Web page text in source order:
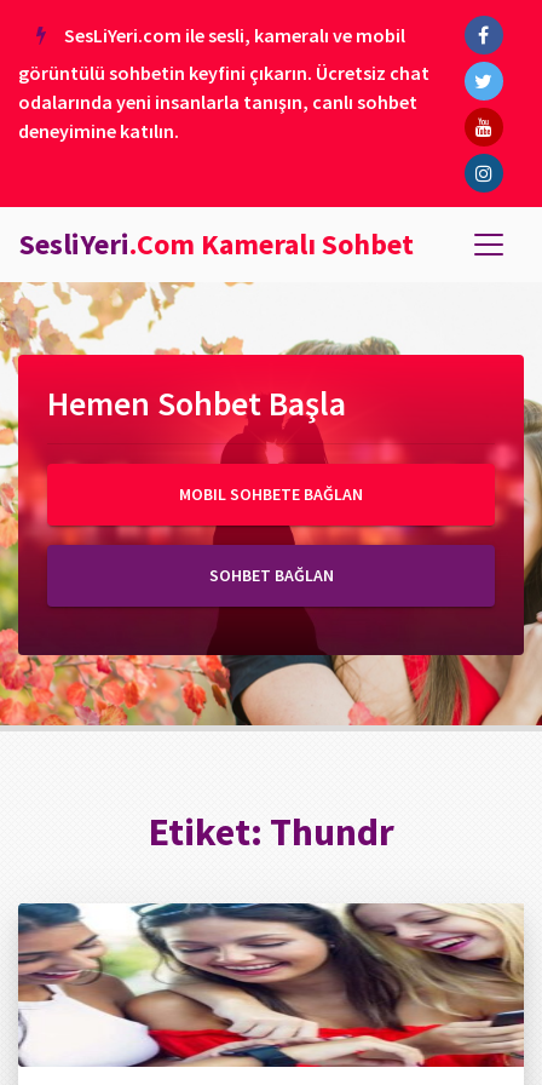
SesLiYeri.com ile sesli, kameralı ve mobil
görüntülü sohbetin keyfini çıkarın. Ücretsiz chat
odalarında yeni insanlarla tanışın, canlı sohbet
deneyimine katılın.
SesliYeri.Com Kameralı Sohbet
Hemen Sohbet Başla
MOBIL SOHBETE BAĞLAN
SOHBET BAĞLAN
Etiket: Thundr